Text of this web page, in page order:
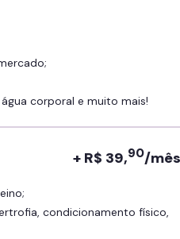
corporal e muito mais!
+ R$ 39,90/mês
condicionamento físico,